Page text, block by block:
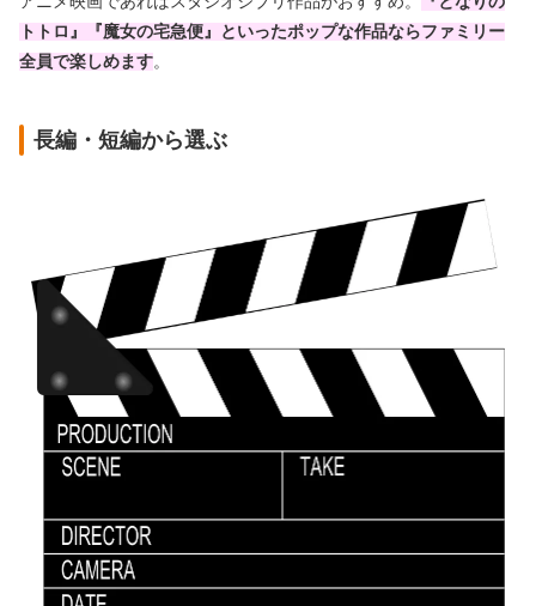
トトロ』『魔女の宅急便』といったポップな作品ならファミリー
全員で楽しめます。
長編・短編から選ぶ